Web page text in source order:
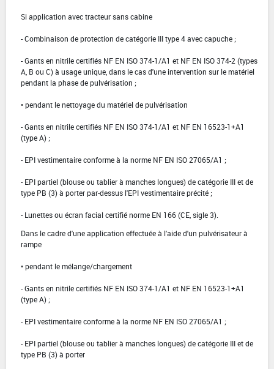
Si application avec tracteur sans cabine
- Combinaison de protection de catégorie III type 4 avec capuche ;
- Gants en nitrile certifiés NF EN ISO 374-1/A1 et NF EN ISO 374-2 (types
A, B ou C) à usage unique, dans le cas d'une intervention sur le matériel
pendant la phase de pulvérisation ;
• pendant le nettoyage du matériel de pulvérisation
- Gants en nitrile certifiés NF EN ISO 374-1/A1 et NF EN 16523-1+A1
(type A) ;
- EPI vestimentaire conforme à la norme NF EN ISO 27065/A1 ;
- EPI partiel (blouse ou tablier à manches longues) de catégorie III et de
type PB (3) à porter par-dessus l'EPI vestimentaire précité ;
- Lunettes ou écran facial certifié norme EN 166 (CE, sigle 3).
Dans le cadre d'une application effectuée à l'aide d'un pulvérisateur à
rampe
• pendant le mélange/chargement
- Gants en nitrile certifiés NF EN ISO 374-1/A1 et NF EN 16523-1+A1
(type A) ;
- EPI vestimentaire conforme à la norme NF EN ISO 27065/A1 ;
- EPI partiel (blouse ou tablier à manches longues) de catégorie III et de
type PB (3) à porter